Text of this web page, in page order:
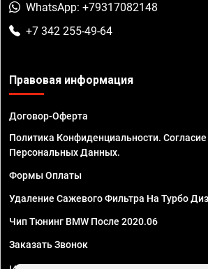
WhatsApp: +79317082148
+7 342 255-49-64
Правовая информация
Договор-Оферта
Политика Конфиденциальности.
Персональных Данных.
Формы Оплаты
Удаление Сажевого Фильтра На Турбо
Чип Тюнинг BMW После 2020.06
Заказать Звонок